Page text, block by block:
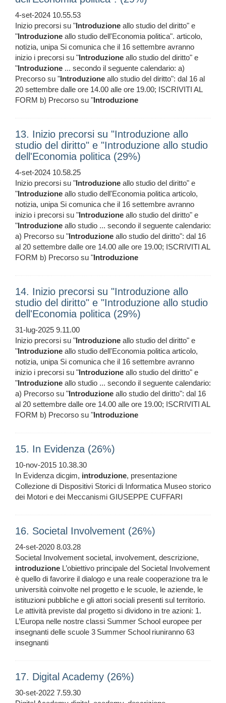
4-set-2024 10.55.53
Inizio precorsi su "Introduzione allo studio del diritto" e
"Introduzione allo studio dell'Economia politica". articolo,
notizia, unipa Si comunica che il 16 settembre avranno
inizio i precorsi su "Introduzione allo studio del diritto" e
"Introduzione ... secondo il seguente calendario: a)
Precorso su "Introduzione allo studio del diritto": dal 16 al
20 settembre dalle ore 14.00 alle ore 19.00; ISCRIVITI AL
FORM b) Precorso su "Introduzione
13. Inizio precorsi su "Introduzione allo
studio del diritto" e "Introduzione allo studio
dell'Economia politica (29%)
4-set-2024 10.58.25
Inizio precorsi su "Introduzione allo studio del diritto" e
"Introduzione allo studio dell'Economia politica articolo,
notizia, unipa Si comunica che il 16 settembre avranno
inizio i precorsi su "Introduzione allo studio del diritto" e
"Introduzione allo studio ... secondo il seguente calendario:
a) Precorso su "Introduzione allo studio del diritto": dal 16
al 20 settembre dalle ore 14.00 alle ore 19.00; ISCRIVITI AL
FORM b) Precorso su "Introduzione
14. Inizio precorsi su "Introduzione allo
studio del diritto" e "Introduzione allo studio
dell'Economia politica (29%)
31-lug-2025 9.11.00
Inizio precorsi su "Introduzione allo studio del diritto" e
"Introduzione allo studio dell'Economia politica articolo,
notizia, unipa Si comunica che il 16 settembre avranno
inizio i precorsi su "Introduzione allo studio del diritto" e
"Introduzione allo studio ... secondo il seguente calendario:
a) Precorso su "Introduzione allo studio del diritto": dal 16
al 20 settembre dalle ore 14.00 alle ore 19.00; ISCRIVITI AL
FORM b) Precorso su "Introduzione
15. In Evidenza (26%)
10-nov-2015 10.38.30
In Evidenza dicgim, introduzione, presentazione
Collezione di Dispositivi Storici di Informatica Museo storico
dei Motori e dei Meccanismi GIUSEPPE CUFFARI
16. Societal Involvement (26%)
24-set-2020 8.03.28
Societal Involvement societal, involvement, descrizione,
introduzione L’obiettivo principale del Societal Involvement
è quello di favorire il dialogo e una reale cooperazione tra le
università coinvolte nel progetto e le scuole, le aziende, le
istituzioni pubbliche e gli attori sociali presenti sul territorio.
Le attività previste dal progetto si dividono in tre azioni: 1.
L’Europa nelle nostre classi Summer School europee per
insegnanti delle scuole 3 Summer School riuniranno 63
insegnanti
17. Digital Academy (26%)
30-set-2022 7.59.30